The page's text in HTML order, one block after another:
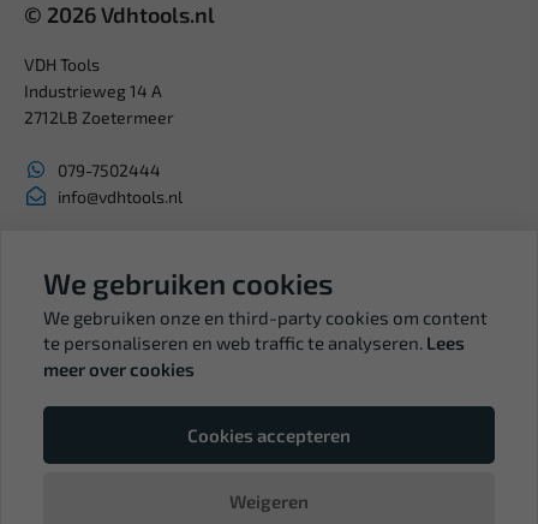
© 2026 Vdhtools.nl
VDH Tools
Industrieweg 14 A
2712LB Zoetermeer
079-7502444
info@vdhtools.nl
BTW: NL819958657B01
We gebruiken cookies
We gebruiken onze en third-party cookies om content
te personaliseren en web traffic te analyseren. Lees
meer over cookies
Cookies accepteren
Weigeren